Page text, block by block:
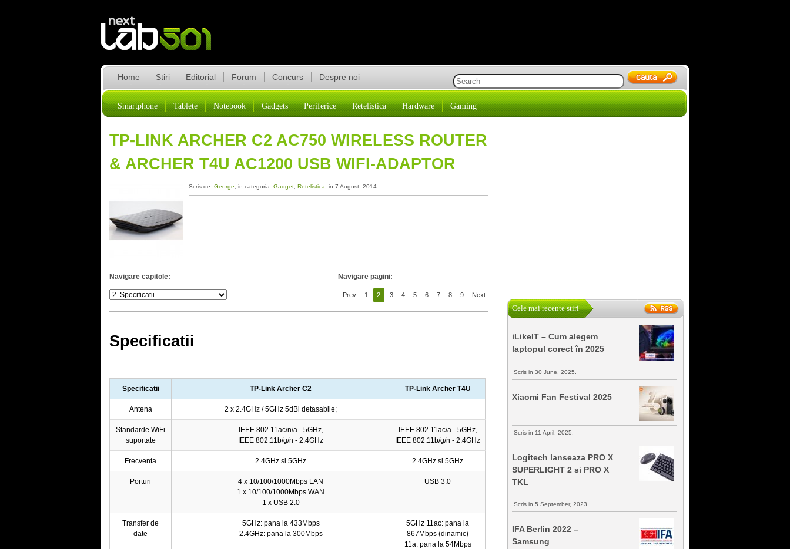
Home Stiri Editorial Forum Concurs Despre noi
Smartphone Tablete Notebook Gadgets Periferice Retelistica Hardware Gaming
TP-LINK ARCHER C2 AC750 WIRELESS ROUTER
& ARCHER T4U AC1200 USB WIFI-ADAPTOR
Scris de: George , in categoria: Gadget Retelistica , in 7 August, 2014.
Navigare capitole: Navigare pagini:
Prev 1 2 3 4 5 6 7 8 9 Next
Specificatii
Specificatii TP-Link Archer C2 TP-Link Archer T4U
Antena 2 x 2.4GHz / 5GHz 5dBi detasabile;
Standarde WiFi
suportate
IEEE 802.11ac/n/a - 5GHz,
IEEE 802.11b/g/n - 2.4GHz
IEEE 802.11ac/a - 5GHz,
IEEE 802.11b/g/n - 2.4GHz
Frecventa 2.4GHz si 5GHz 2.4GHz si 5GHz
Porturi
4 x 10/100/1000Mbps LAN
1 x 10/100/1000Mbps WAN
1 x USB 2.0
USB 3.0
Transfer de
date
5GHz: pana la 433Mbps
2.4GHz: pana la 300Mbps
5GHz 11ac: pana la
867Mbps (dinamic)
11a: pana la 54Mbps
Cele mai recente stiri
iLikeIT – Cum alegem
laptopul corect în 2025
Scris in 30 June, 2025.
Xiaomi Fan Festival 2025
Scris in 11 April, 2025.
Logitech lanseaza PRO X
SUPERLIGHT 2 si PRO X
TKL
Scris in 5 September, 2023.
IFA Berlin 2022 –
Samsung